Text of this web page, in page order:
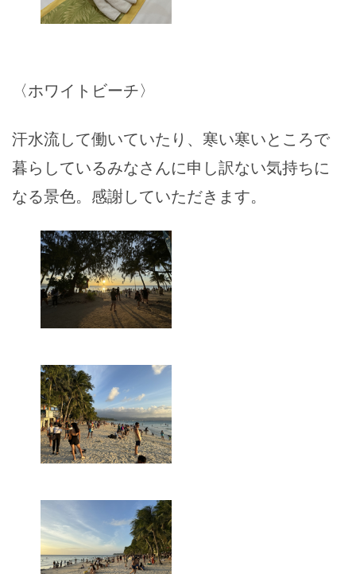
〈ホワイトビーチ〉
汗水流して働いていたり、寒い寒いところで
暮らしているみなさんに申し訳ない気持ちに
なる景色。感謝していただきます。